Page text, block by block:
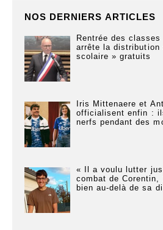
NOS DERNIERS ARTICLES
Rentrée des
arrête la distribution
scolaire » gratuits
Iris Mittenaere et
officialisent enfin :
nerfs pendant des
« Il a voulu lutter
combat de Corentin,
bien au-delà de sa